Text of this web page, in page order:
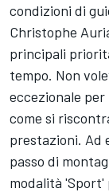
condizioni di
Christophe
principali
tempo. Non
eccezionale
come si
prestazioni. Ad
passo di
modalità